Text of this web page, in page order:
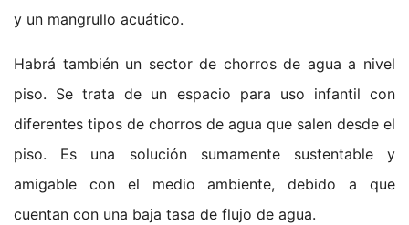
y un mangrullo acuático.
Habrá también un sector de chorros de agua a nivel
piso. Se trata de un espacio para uso infantil con
diferentes tipos de chorros de agua que salen desde el
piso. Es una solución sumamente sustentable y
amigable con el medio ambiente, debido a que
cuentan con una baja tasa de flujo de agua.